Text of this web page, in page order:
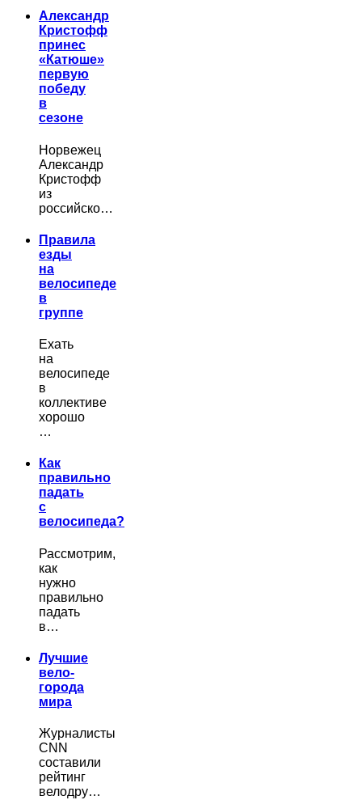
Александр
Кристофф
принес
«Катюше»
первую
победу
в
сезоне
Норвежец
Александр
Кристофф
из
российско…
Правила
езды
на
велосипеде
в
группе
Ехать
на
велосипеде
в
коллективе
хорошо
…
Как
правильно
падать
с
велосипеда?
Рассмотрим,
как
нужно
правильно
падать
в…
Лучшие
вело-
города
мира
Журналисты
CNN
составили
рейтинг
велодру…